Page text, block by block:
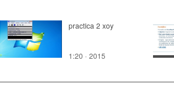
practica 2 xoy
1:20 · 2015